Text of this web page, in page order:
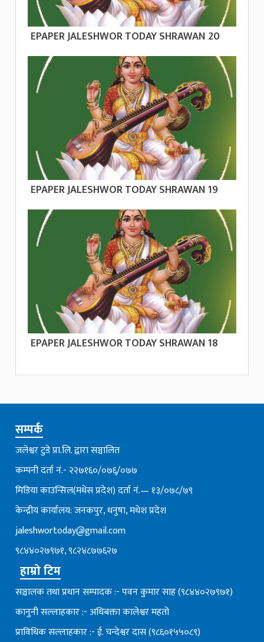
EPAPER JALESHWOR TODAY SHRAWAN 20
EPAPER JALESHWOR TODAY SHRAWAN 19
EPAPER JALESHWOR TODAY SHRAWAN 18
सम्पर्क
जलेश्वर टुडे प्रा.लि. द्वारा सञ्चालित
कम्पनी दर्ता नं.- २२७१६०/०७६्/०७७
मिडिया काउन्सिल(मधेस प्रदेश) दर्ता नं.— १३/०७८/७९
केन्द्रीय कार्यालय: जनकपुर, धनुषा, मधेश प्रदेश
jaleshwortoday@gmail.com
९८४४०२७९७१, ९८२४८७७६२७
हाम्रो टिम
सञ्चालक तथा प्रधान सम्पादक :- पवन कुमार साह (९८४४०२७९७१)
कानुनी सल्लाहकार :- अधिबक्ता कालेश्वर महतो
प्राविधिक सल्लाहकार :- ई. चन्देश्वर दास (९८६०१५५०८९)